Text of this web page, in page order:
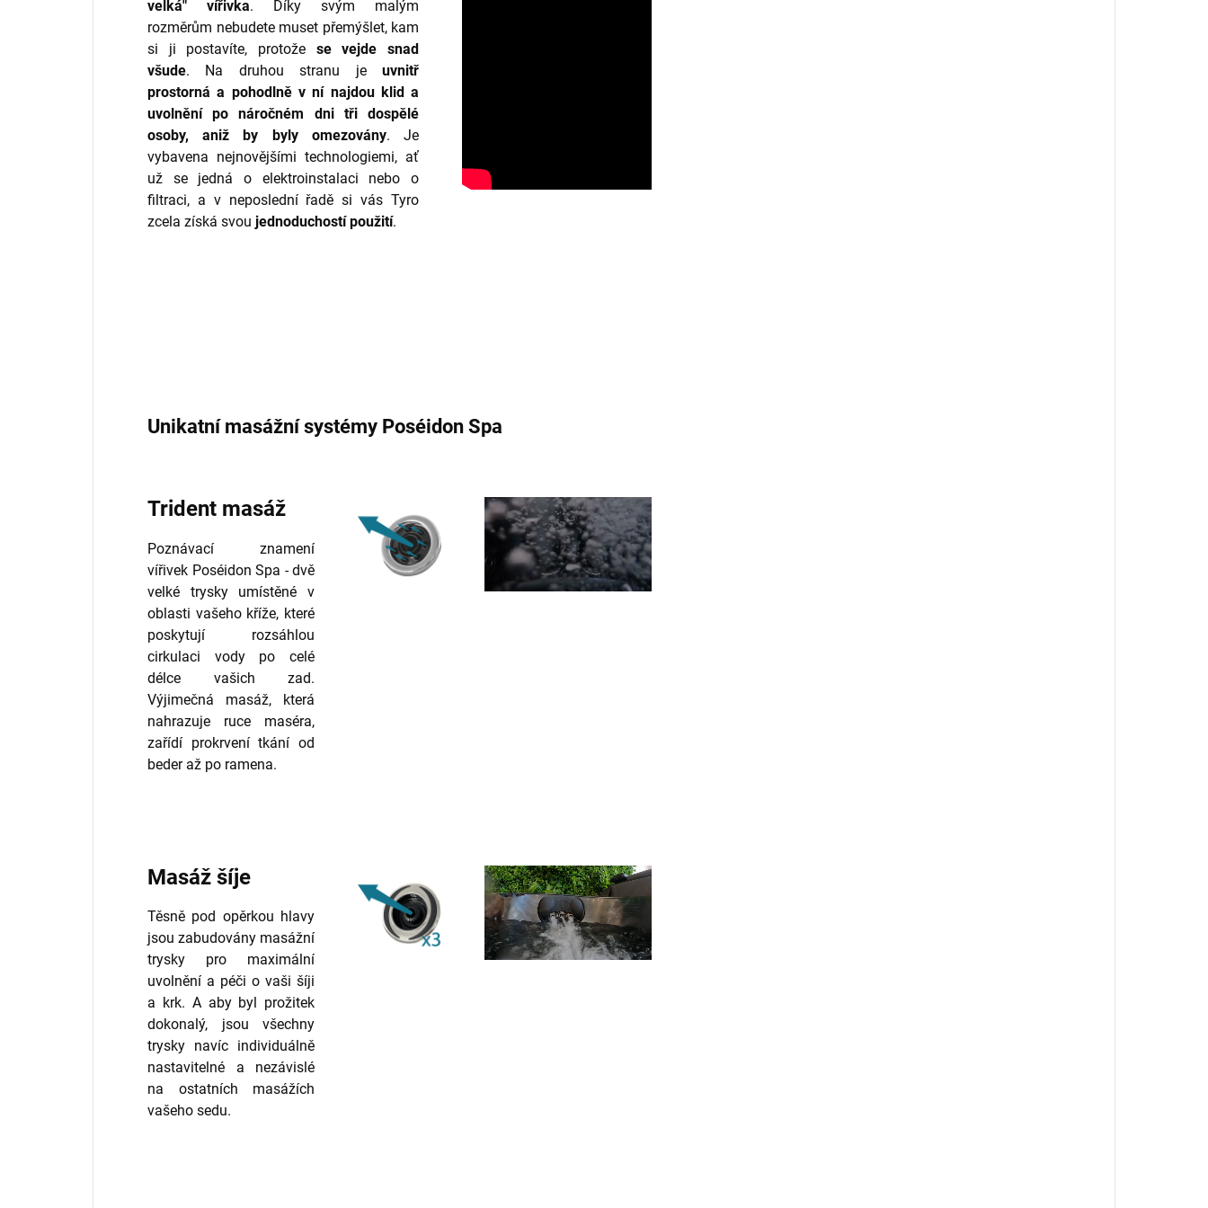
velká" vířivka. Díky svým malým
rozměrům nebudete muset přemýšlet, kam
si ji postavíte, protože se vejde snad
všude. Na druhou stranu jeuvnitř
prostorná a pohodlně v ní najdou klid a
uvolnění po náročném dni tři dospělé
osoby, aniž by byly omezovány. Je
vybavena nejnovějšími technologiemi, ať
už se jedná o elektroinstalaci nebo o
filtraci, a v neposlední řadě si vás Tyro
zcela získá svou jednoduchostí použití.
Unikatní masážní systémy Poséidon Spa
Trident masáž
Poznávací znamení
vířivek Poséidon Spa - dvě
velké trysky umístěné v
oblasti vašeho kříže, které
poskytují rozsáhlou
cirkulaci vody po celé
délce vašich zad.
Výjimečná masáž, která
nahrazuje ruce maséra,
zařídí prokrvení tkání od
beder až po ramena.
Masáž šíje
Těsně pod opěrkou hlavy
jsou zabudovány masážní
trysky pro maximální
uvolnění a péči o vaši šíji
a krk. A aby byl prožitek
dokonalý, jsou všechny
trysky navíc individuálně
nastavitelné a nezávislé
na ostatních masážích
vašeho sedu.